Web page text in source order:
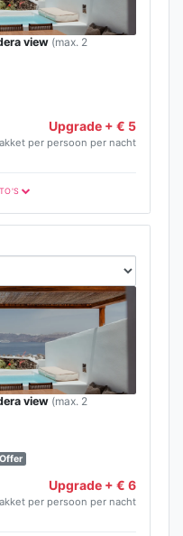
view (max. 2
Upgrade + € 5
per persoon per nacht
view (max. 2
Upgrade + € 6
per persoon per nacht